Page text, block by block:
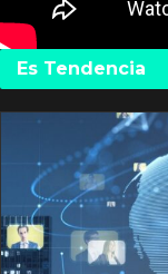
Es Tendencia